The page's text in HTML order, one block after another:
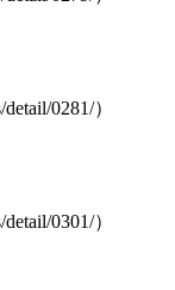
0281/）
0301/）